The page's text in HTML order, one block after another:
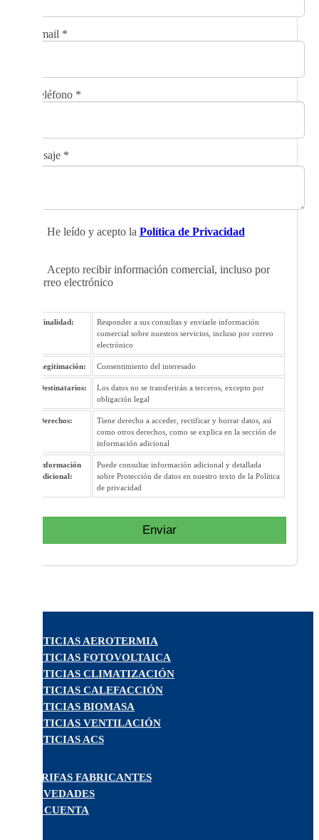
Email *
Teléfono *
Mensaje *
He leído y acepto la Política de Privacidad
Acepto recibir información comercial, incluso por
correo electrónico
Finalidad:
Responder a sus consultas y enviarle información
comercial sobre nuestros servicios, incluso por correo
electrónico
Legitimación: Consentimiento del interesado
Destinatarios:
Los datos no se transferirán a terceros, excepto por
obligación legal
Derechos:
Tiene derecho a acceder, rectificar y borrar datos, así
como otros derechos, como se explica en la sección de
información adicional
Información
adicional:
Puede consultar información adicional y detallada
sobre Protección de datos en nuestro texto de la Política
de privacidad
Enviar
NOTICIAS AEROTERMIA
NOTICIAS FOTOVOLTAICA
NOTICIAS CLIMATIZACIÓN
NOTICIAS CALEFACCIÓN
NOTICIAS BIOMASA
NOTICIAS VENTILACIÓN
NOTICIAS ACS
TARIFAS FABRICANTES
NOVEDADES
MI CUENTA